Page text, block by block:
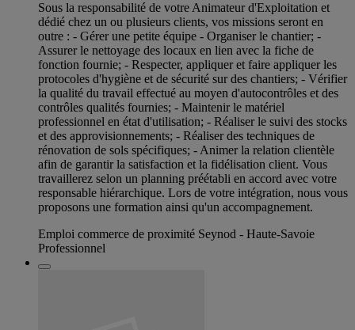
Sous la responsabilité de votre Animateur d'Exploitation et
dédié chez un ou plusieurs clients, vos missions seront en
outre : - Gérer une petite équipe - Organiser le chantier; -
Assurer le nettoyage des locaux en lien avec la fiche de
fonction fournie; - Respecter, appliquer et faire appliquer les
protocoles d'hygiène et de sécurité sur des chantiers; - Vérifier
la qualité du travail effectué au moyen d'autocontrôles et des
contrôles qualités fournies; - Maintenir le matériel
professionnel en état d'utilisation; - Réaliser le suivi des stocks
et des approvisionnements; - Réaliser des techniques de
rénovation de sols spécifiques; - Animer la relation clientèle
afin de garantir la satisfaction et la fidélisation client. Vous
travaillerez selon un planning préétabli en accord avec votre
responsable hiérarchique. Lors de votre intégration, nous vous
proposons une formation ainsi qu'un accompagnement.
Emploi commerce de proximité Seynod - Haute-Savoie
Professionnel